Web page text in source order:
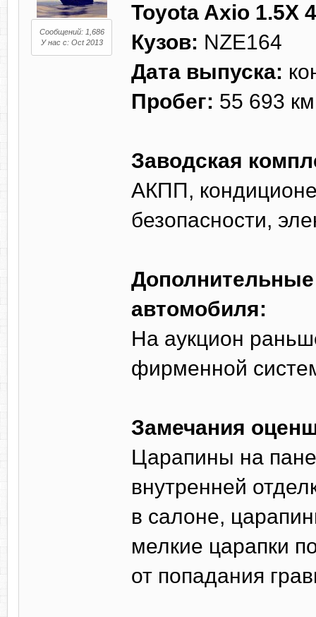
Сообщений: 1,686
У нас с: Oct 2013
Toyota Axio 1.5X
Кузов: NZE164
Дата выпуска:
Пробег: 55 693 км
Заводская
АКПП,
безопасности,
автомобиля:
На аукцион
фирменной
Замечания
Царапины на
внутренней
в салоне,
мелкие царапки
от попадания